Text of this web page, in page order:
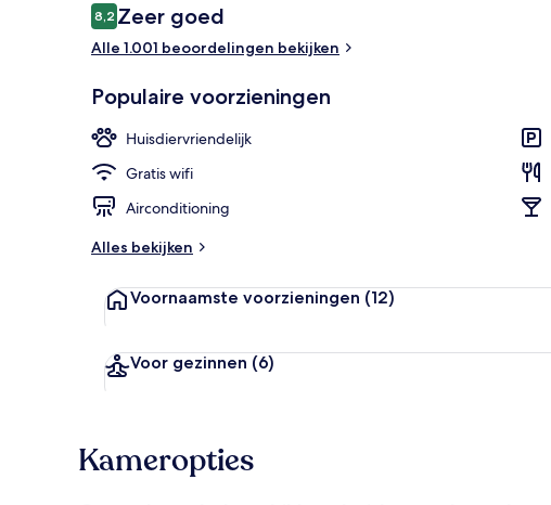
Beoordelingen
8,28,2 op 10 –
Zeer goed
Alle 1.001 beoordelingen bekijken
Populaire voorzieningen
Huisdiervriendelijk
Gratis wifi
Airconditioning
Alles bekijken
Voornaamste voorzieningen (12)
Voor gezinnen (6)
Kameropties